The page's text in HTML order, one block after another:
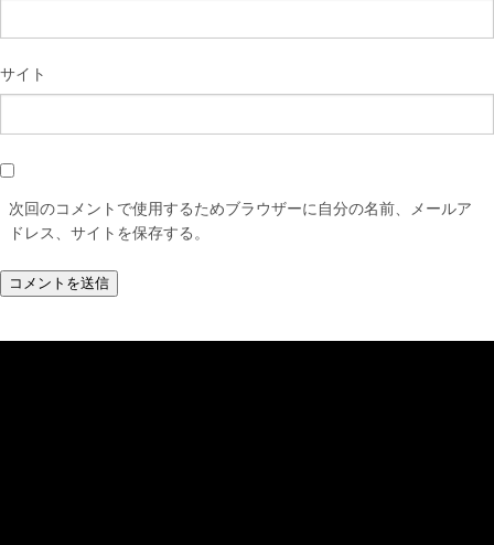
サイト
次回のコメントで使用するためブラウザーに自分の名前、メールア
ドレス、サイトを保存する。